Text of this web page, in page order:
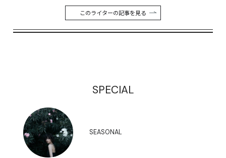
このライターの記事を見る
SPECIAL
SEASONAL